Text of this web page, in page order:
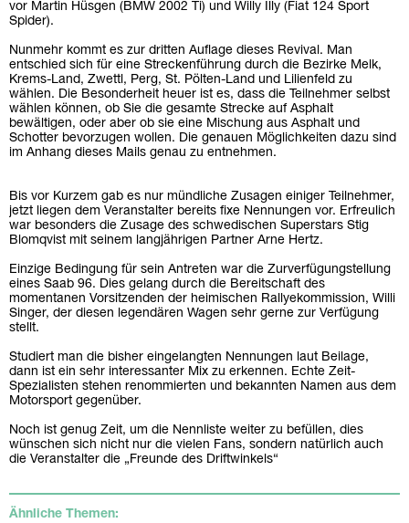
vor Martin Hüsgen (BMW 2002 Ti) und Willy Illy (Fiat 124 Sport
Spider).
Nunmehr kommt es zur dritten Auflage dieses Revival. Man
entschied sich für eine Streckenführung durch die Bezirke Melk,
Krems-Land, Zwettl, Perg, St. Pölten-Land und Lilienfeld zu
wählen. Die Besonderheit heuer ist es, dass die Teilnehmer selbst
wählen können, ob Sie die gesamte Strecke auf Asphalt
bewältigen, oder aber ob sie eine Mischung aus Asphalt und
Schotter bevorzugen wollen. Die genauen Möglichkeiten dazu sind
im Anhang dieses Mails genau zu entnehmen.
Bis vor Kurzem gab es nur mündliche Zusagen einiger Teilnehmer,
jetzt liegen dem Veranstalter bereits fixe Nennungen vor. Erfreulich
war besonders die Zusage des schwedischen Superstars Stig
Blomqvist mit seinem langjährigen Partner Arne Hertz.
Einzige Bedingung für sein Antreten war die Zurverfügungstellung
eines Saab 96. Dies gelang durch die Bereitschaft des
momentanen Vorsitzenden der heimischen Rallyekommission, Willi
Singer, der diesen legendären Wagen sehr gerne zur Verfügung
stellt.
Studiert man die bisher eingelangten Nennungen laut Beilage,
dann ist ein sehr interessanter Mix zu erkennen. Echte Zeit-
Spezialisten stehen renommierten und bekannten Namen aus dem
Motorsport gegenüber.
Noch ist genug Zeit, um die Nennliste weiter zu befüllen, dies
wünschen sich nicht nur die vielen Fans, sondern natürlich auch
die Veranstalter die „Freunde des Driftwinkels“
Ähnliche Themen: